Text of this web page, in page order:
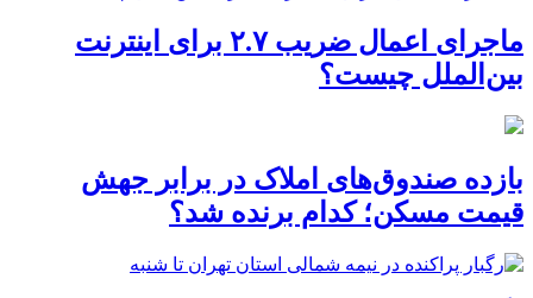
ماجرای اعمال ضریب ۲.۷ برای اینترنت
بین‌الملل چیست؟
بازده صندوق‌های املاک در برابر جهش
قیمت مسکن؛ کدام برنده شد؟